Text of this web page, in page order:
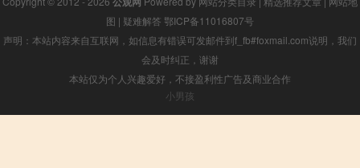
图 | 疑难解答 鄂ICP备11016807号
声明：本站内容来自互联网，如信息有错误可发邮件到f_fb#foxmail.com说明，我们
会及时纠正，谢谢
本站仅为个人兴趣爱好，不接盈利性广告及商业合作
小男孩